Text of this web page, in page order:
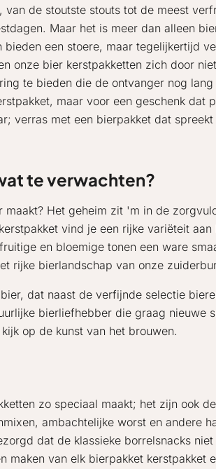
de stoutste stouts tot de meest
Maar het is meer dan alleen
een stoere, maar tegelijkertijd
onze bier kerstpakketten zich door
te bieden die de ontvanger nog
maar voor een geschenk dat
verras met een bierpakket dat
te verwachten?
Het geheim zit 'm in de
vind je een rijke variëteit
en bloemige tonen een ware
rijke bierlandschap van onze
dat naast de verfijnde selectie
bierliefhebber die graag nieuwe
op de kunst van het brouwen.
zo speciaal maakt; het zijn ook
ambachtelijke worst en andere
dat de klassieke borrelsnacks
maken van elk bierpakket kerstpakket